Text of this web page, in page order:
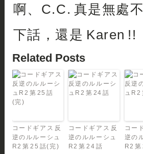
啊、C.C. 真是無處
下話，還是 Karen !!
Related Posts
コードギアス 反
逆のルルーシュ
R2 第 25 話(完)
コードギアス 反
逆のルルーシュ
R2 第 24 話
コー
逆の
R2 第